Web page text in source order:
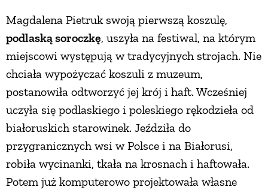
Magdalena Pietruk swoją pierwszą koszulę,
podlaską soroczkę, uszyła na festiwal, na którym
miejscowi występują w tradycyjnych strojach. Nie
chciała wypożyczać koszuli z muzeum,
postanowiła odtworzyć jej krój i haft. Wcześniej
uczyła się podlaskiego i poleskiego rękodzieła od
białoruskich starowinek. Jeździła do
przygranicznych wsi w Polsce i na Białorusi,
robiła wycinanki, tkała na krosnach i haftowała.
Potem już komputerowo projektowała własne
ZRÓB TO SAM
PRZEPISY
ŚNIADANIA
PRZYSTAWKI
ZUPY